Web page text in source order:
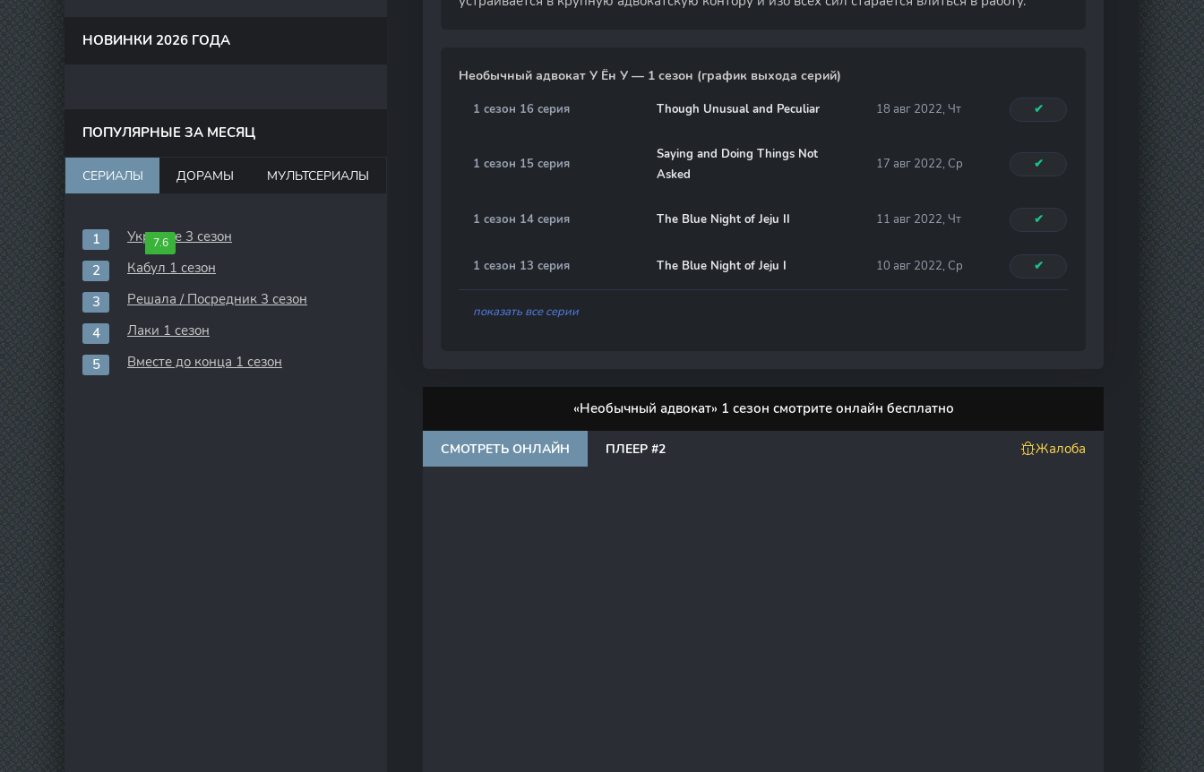
Необычный адвокат У Ён У — 1 сезон (график выхода серий)
1 сезон 16 серия Though Unusual and Peculiar 18 авг 2022, Чт ✔
1 сезон 15 серия
Saying and Doing Things Not
Asked
17 авг 2022, Ср ✔
1 сезон 14 серия The Blue Night of Jeju II 11 авг 2022, Чт ✔
1 сезон 13 серия The Blue Night of Jeju I 10 авг 2022, Ср ✔
показать все серии
«Необычный адвокат» 1 сезон смотрите онлайн бесплатно
СМОТРЕТЬ ОНЛАЙН ПЛЕЕР #2 Жалоба
НОВИНКИ 2026 ГОДА
ПОПУЛЯРНЫЕ ЗА МЕСЯЦ
СЕРИАЛЫ ДОРАМЫ МУЛЬТСЕРИАЛЫ
7.6
Укрытие 3 сезон
Кабул 1 сезон
Решала / Посредник 3 сезон
Лаки 1 сезон
Вместе до конца 1 сезон